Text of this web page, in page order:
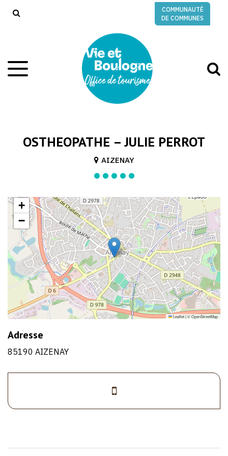
COMMUNAUTÉ
DE COMMUNES
Aller
à
OSTHEOPATHE – JULIE PERROT
AIZENAY
+
−
Leaflet|©OpenStreetMap
Adresse
85190 AIZENAY
>07
81
1/1